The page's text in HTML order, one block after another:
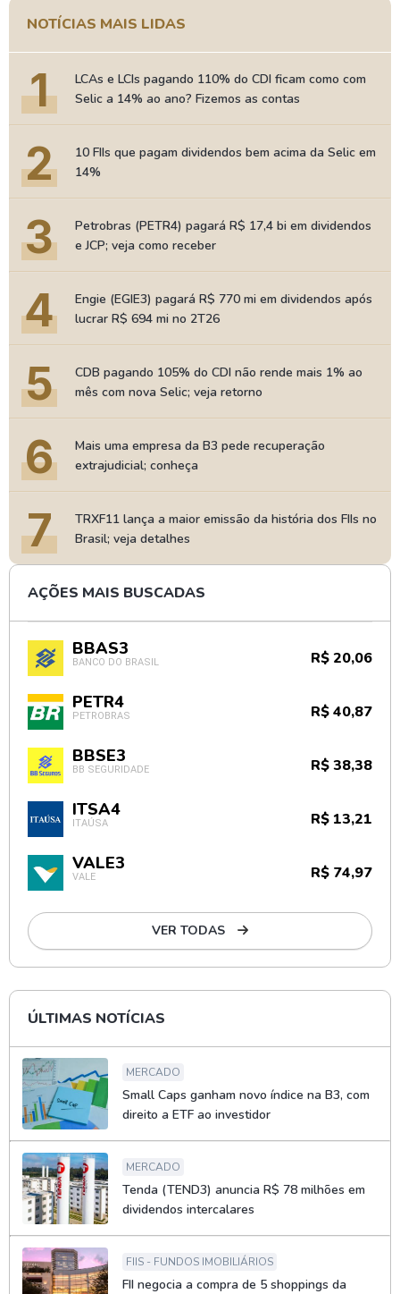
NOTÍCIAS MAIS LIDAS
1
LCAs e LCIs pagando 110% do CDI ficam como com
Selic a 14% ao ano? Fizemos as contas
2
10 FIIs que pagam dividendos bem acima da Selic em
14%
3
Petrobras (PETR4) pagará R$ 17,4 bi em dividendos
e JCP; veja como receber
4
Engie (EGIE3) pagará R$ 770 mi em dividendos após
lucrar R$ 694 mi no 2T26
5
CDB pagando 105% do CDI não rende mais 1% ao
mês com nova Selic; veja retorno
6
Mais uma empresa da B3 pede recuperação
extrajudicial; conheça
7
TRXF11 lança a maior emissão da história dos FIIs no
Brasil; veja detalhes
AÇÕES MAIS BUSCADAS
BBAS3
BANCO DO BRASIL R$ 20,06
PETR4
PETROBRAS R$ 40,87
BBSE3
BB SEGURIDADE R$ 38,38
ITSA4
ITAÚSA R$ 13,21
VALE3
VALE R$ 74,97
VER TODAS
ÚLTIMAS NOTÍCIAS
MERCADO
Small Caps ganham novo índice na B3, com
direito a ETF ao investidor
MERCADO
Tenda (TEND3) anuncia R$ 78 milhões em
dividendos intercalares
FIIS - FUNDOS IMOBILIÁRIOS
FII negocia a compra de 5 shoppings da